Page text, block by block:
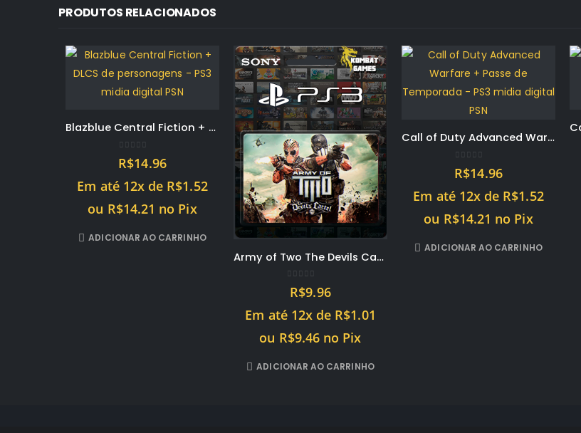
PRODUTOS RELACIONADOS
Blazblue Central Fiction + DLCS de personagens – PS3 midia digital PSN
R$14.96
Em até 12x de R$1.52
ou R$14.21 no Pix
ADICIONAR AO CARRINHO
Army of Two The Devils Cartel – PS3 midia digital PSN
out of 5
R$9.96
Em até 12x de R$1.01
ou R$9.46 no Pix
ADICIONAR AO CARRINHO
Call of Duty Advanced Warfare + Passe de Temporada – PS3 midia digital PSN
R$14.96
Em até 12x de R$1.52
ou R$14.21 no Pix
ADICIONAR AO CARRINHO